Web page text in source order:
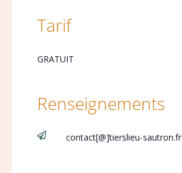
Tarif
GRATUIT
Renseignements
 contact[@]tierslieu-sautron.fr